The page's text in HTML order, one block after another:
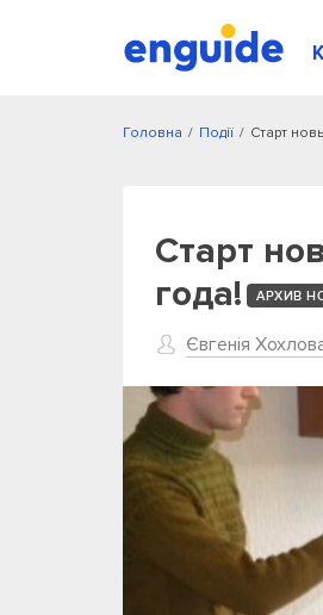
/
Головна /
Події Старт
Старт
года!
АРХИВ
Євгенія